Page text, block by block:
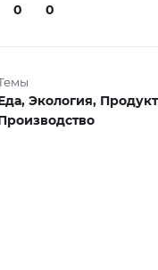
0 0
Экология,